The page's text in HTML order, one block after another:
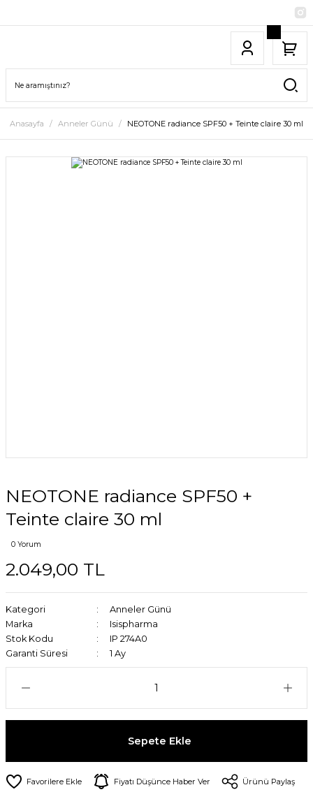
Anasayfa Anneler Günü NEOTONE radiance SPF50 + Teinte claire 30 ml
NEOTONE radiance SPF50 +
Teinte claire 30 ml
0 Yorum
2.049,00 TL
Kategori
Anneler Günü
Marka
Isispharma
Stok Kodu
IP 274A0
Garanti Süresi
1 Ay
Sepete Ekle
Fiyatı Düşünce Haber Ver Ürünü Paylaş